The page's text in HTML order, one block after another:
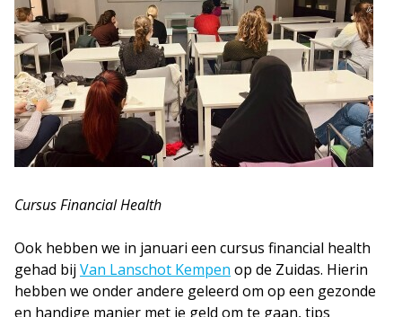
Cursus Financial Health
Ook hebben we in januari een cursus financial health
gehad bij Van Lanschot Kempen op de Zuidas. Hierin
hebben we onder andere geleerd om op een gezonde
en handige manier met je geld om te gaan, tips